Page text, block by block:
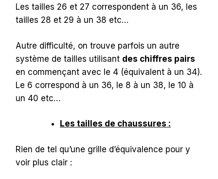
Les tailles 26 et 27 correspondent à un 36, les
tailles 28 et 29 à un 38 etc…
Autre difficulté, on trouve parfois un autre
système de tailles utilisant des chiffres pairs
en commençant avec le 4 (équivalent à un 34).
Le 6 correspond à un 36, le 8 à un 38, le 10 à
un 40 etc…
Les tailles de chaussures :
Rien de tel qu’une grille d’équivalence pour y
voir plus clair :